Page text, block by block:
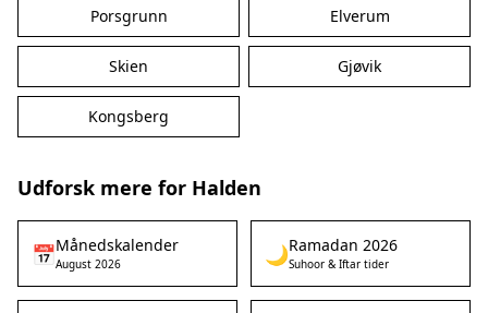
Porsgrunn Elverum
Skien Gjøvik
Kongsberg
Udforsk mere for Halden
📅Månedskalender
August 2026 🌙Ramadan 2026
Suhoor & Iftar tider